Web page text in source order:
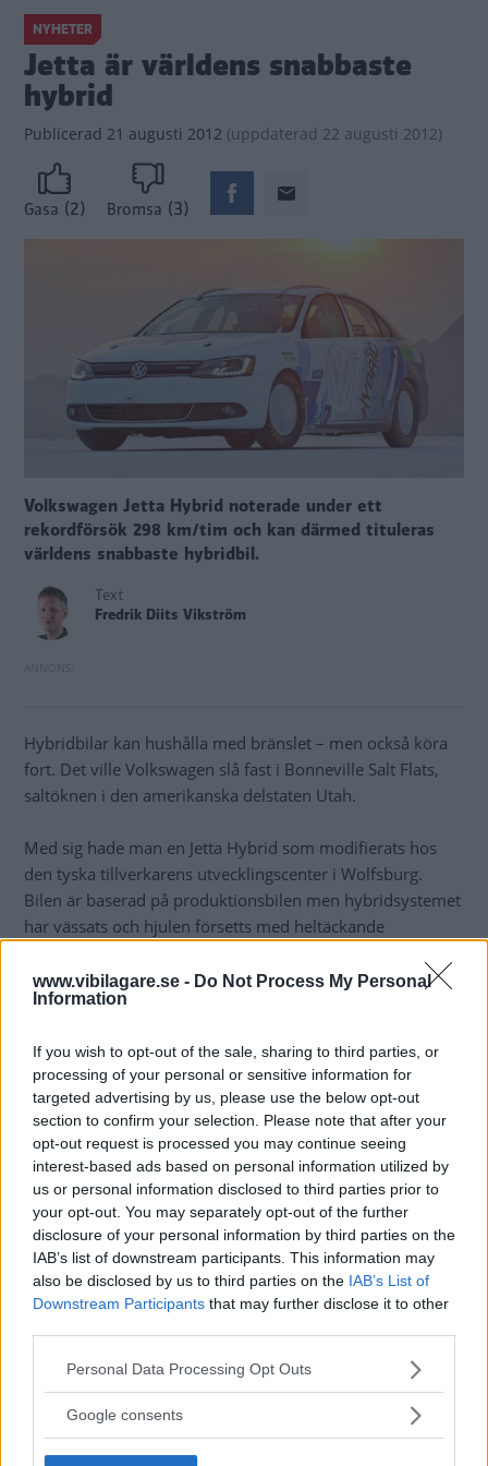
www.vibilagare.se - Do Not Process My Personal
Information
If you wish to opt-out of the sale, sharing to third parties, or
processing of your personal or sensitive information for
targeted advertising by us, please use the below opt-out
section to confirm your selection. Please note that after your
opt-out request is processed you may continue seeing
interest-based ads based on personal information utilized by
us or personal information disclosed to third parties prior to
your opt-out. You may separately opt-out of the further
disclosure of your personal information by third parties on the
IAB’s list of downstream participants. This information may
also be disclosed by us to third parties on the IAB’s List of
Downstream Participants that may further disclose it to other
Please note that this website/app uses one or more Google
not limited to your visit or usage behaviour. You may click to
use your data for below specified purposes in below Google
Personal Data Processing Opt Outs
Google consents
NYHETER
Jetta är världens snabbaste
hybrid
Publicerad 21 augusti 2012 (uppdaterad 22 augusti 2012)
Gasa (2) Bromsa (3)
Volkswagen Jetta Hybrid noterade under ett
rekordförsök 298 km/tim och kan därmed tituleras
världens snabbaste hybridbil.
Text
Fredrik Diits Vikström
Hybridbilar kan hushålla med bränslet – men också köra
fort. Det ville Volkswagen slå fast i Bonneville Salt Flats,
saltöknen i den amerikanska delstaten Utah.
Med sig hade man en Jetta Hybrid som modifierats hos
den tyska tillverkarens utvecklingscenter i Wolfsburg.
Bilen är baserad på produktionsbilen men hybridsystemet
har vässats och hjulen försetts med heltäckande
I öknen lyckades hybriden komma upp i hastigheten
hybridbil, enligt Volkswagen.
Diskutera:Vad tycker du om rekordet?